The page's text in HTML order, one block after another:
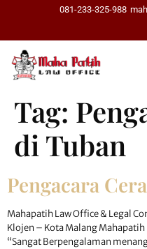
081-233-325-988
Tag:
di Tuban
Pengacara
Mahapatih Law Office & Legal
Klojen – Kota Malang Mahapatih
“Sangat Berpengalaman